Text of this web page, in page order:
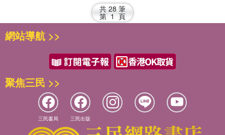
共 28 筆
第 1 頁
網站導航 >>
聚焦三民 >>
三民書局 三民出版